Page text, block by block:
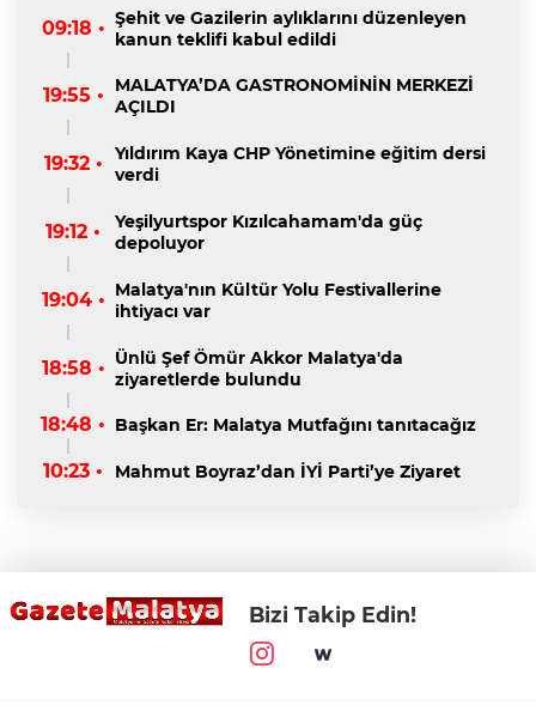
09:18 • Şehit ve Gazilerin aylıklarını düzenleyen
kanun teklifi kabul edildi
19:55 •
MALATYA’DA GASTRONOMİNİN MERKEZİ
AÇILDI
19:32 •
Yıldırım Kaya CHP Yönetimine eğitim dersi
verdi
19:12 •
Yeşilyurtspor Kızılcahamam'da güç
depoluyor
19:04 • Malatya'nın Kültür Yolu Festivallerine
ihtiyacı var
18:58 • Ünlü Şef Ömür Akkor Malatya'da
ziyaretlerde bulundu
18:48 • Başkan Er: Malatya Mutfağını tanıtacağız
10:23 • Mahmut Boyraz’dan İYİ Parti’ye Ziyaret
Bizi Takip Edin!